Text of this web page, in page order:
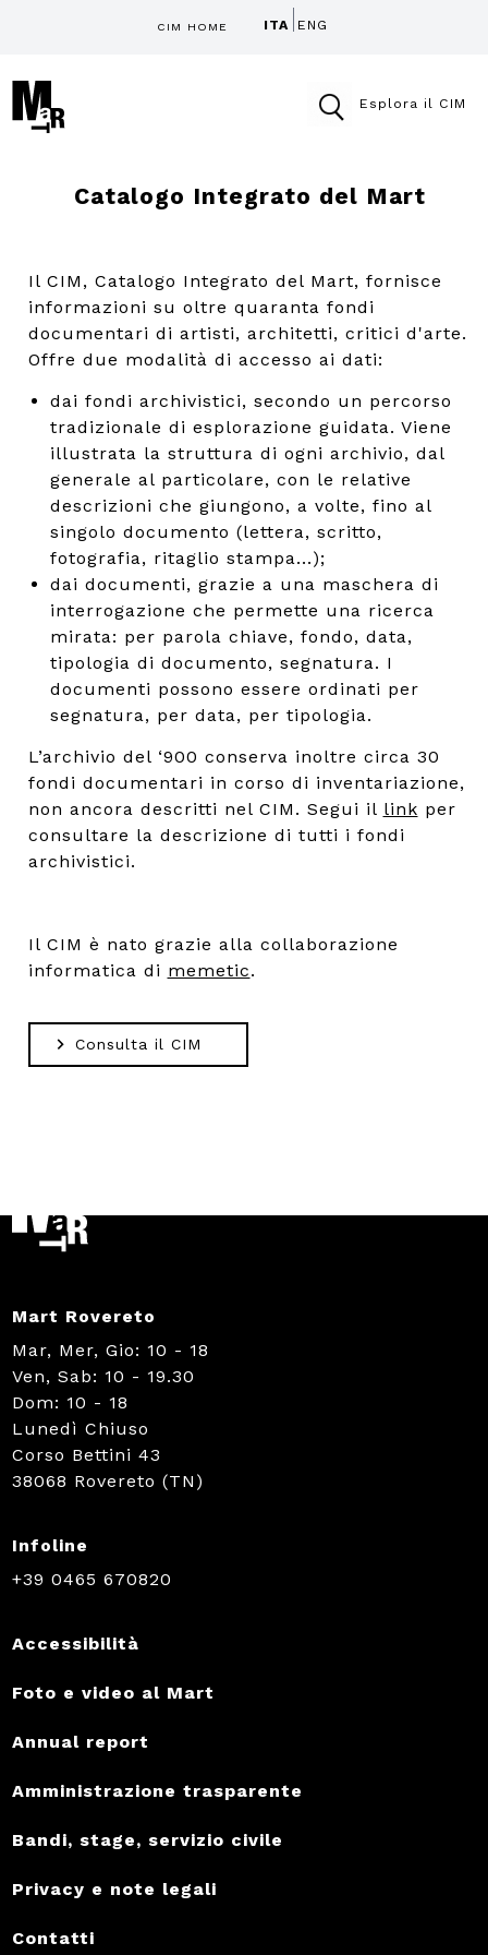
CIM HOME ITA ENG
Esplora il CIM
Catalogo Integrato del Mart
Il CIM, Catalogo Integrato del Mart, fornisce
informazioni su oltre quaranta fondi
documentari di artisti, architetti, critici d'arte.
Offre due modalità di accesso ai dati:
dai fondi archivistici, secondo un percorso
tradizionale di esplorazione guidata. Viene
illustrata la struttura di ogni archivio, dal
generale al particolare, con le relative
descrizioni che giungono, a volte, fino al
singolo documento (lettera, scritto,
fotografia, ritaglio stampa...);
dai documenti, grazie a una maschera di
interrogazione che permette una ricerca
mirata: per parola chiave, fondo, data,
tipologia di documento, segnatura. I
documenti possono essere ordinati per
segnatura, per data, per tipologia.
L’archivio del ‘900 conserva inoltre circa 30
fondi documentari in corso di inventariazione,
non ancora descritti nel CIM. Segui il link per
consultare la descrizione di tutti i fondi
archivistici.
Il CIM è nato grazie alla collaborazione
informatica di memetic.
Consulta il CIM
Mart Rovereto
Mar, Mer, Gio: 10 - 18
Ven, Sab: 10 - 19.30
Dom: 10 - 18
Lunedì Chiuso
Corso Bettini 43
38068 Rovereto (TN)
Infoline
+39 0465 670820
Accessibilità
Foto e video al Mart
Annual report
Amministrazione trasparente
Bandi, stage, servizio civile
Privacy e note legali
Contatti